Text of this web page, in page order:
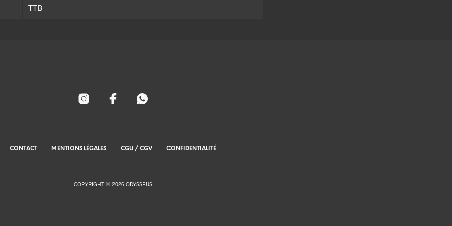
TTB
CONTACT MENTIONS LÉGALES CGU / CGV CONFIDENTIALITÉ
COPYRIGHT © 2026 ODYSSEUS